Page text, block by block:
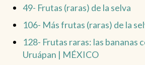
49- Frutas (raras) de la selva
106- Más frutas (raras) de la
128- Frutas raras: las bananas
Uruápan | MÉXICO